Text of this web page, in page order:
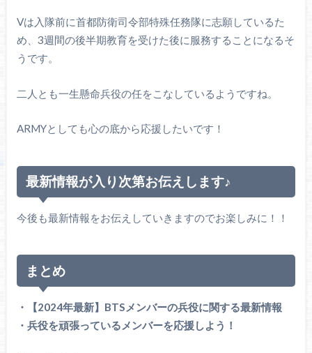
Vは入隊前に首都防衛司令部特殊任務隊に志願しているた
め、3週間の後半期教育を受けた後に服務することになるそ
うです。
二人とも一生懸命兵役の任をこなしているようですね。
ARMYとしても心の底から応援したいです！
最新情報が入り次第お伝えします♪
今後も最新情報をお伝えしていきますのでお楽しみに！！
まとめ
・【2024年最新】BTSメンバーの兵役に関する最新情報
・兵役を頑張っているメンバーを応援しよう！